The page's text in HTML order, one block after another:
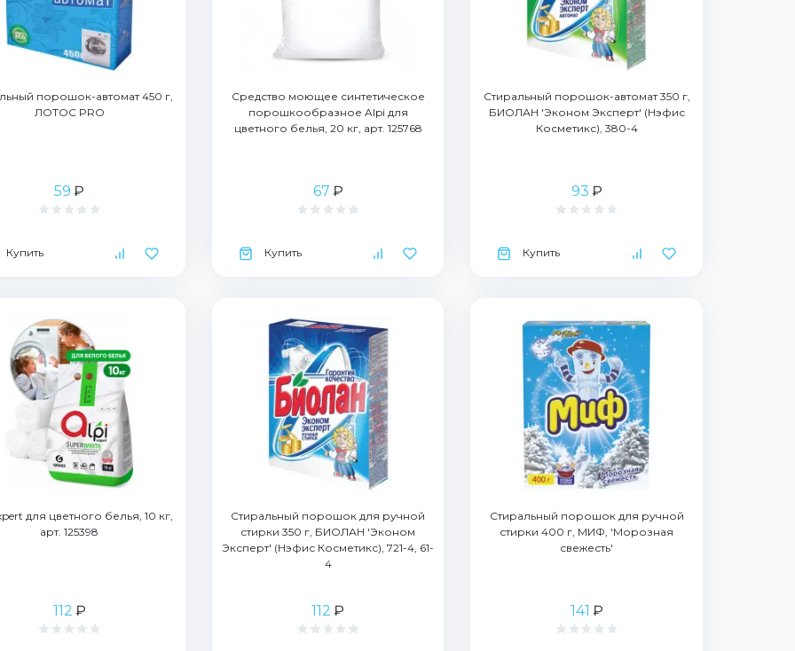
порошок-автомат 450 г,
ЛОТОС PRO
59 ₽
Купить
Средство моющее синтетическое
порошкообразное Alpi для
цветного белья, 20 кг, арт. 125768
67 ₽
Купить
Стиральный порошок-автомат 350 г,
БИОЛАН 'Эконом Эксперт' (Нэфис
Косметикс), 380-4
93 ₽
Купить
для цветного белья, 10 кг,
арт. 125398
112 ₽
Стиральный порошок для ручной
стирки 350 г, БИОЛАН 'Эконом
Эксперт' (Нэфис Косметикс), 721-4, 61-
4
112 ₽
Стиральный порошок для ручной
стирки 400 г, МИФ, 'Морозная
свежесть'
141 ₽